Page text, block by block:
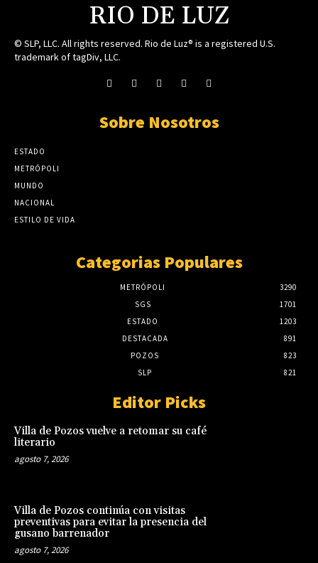
RIO DE LUZ
© SLP, LLC. All rights reserved. Rio de Luz® is a registered U.S.
trademark of tagDiv, LLC.
Sobre Nosotros
ESTADO
METRÓPOLI
MUNDO
NACIONAL
ESTILO DE VIDA
Categorias Populares
METRÓPOLI
3290
SGS
1701
ESTADO
1203
DESTACADA
891
POZOS
823
SLP
821
Editor Picks
Villa de Pozos vuelve a retomar su café
literario
agosto 7, 2026
Villa de Pozos continúa con visitas
preventivas para evitar la presencia del
gusano barrenador
agosto 7, 2026